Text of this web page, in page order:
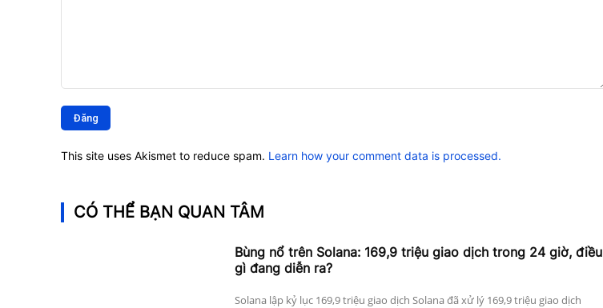
luận:
This site uses Akismet to reduce spam. Learn how your comment data is processed.
CÓ THỂ BẠN QUAN TÂM
Bùng nổ trên Solana: 169,9 triệu giao dịch trong 24 giờ, điều
gì đang diễn ra?
Solana lập kỷ lục 169,9 triệu giao dịch Solana đã xử lý 169,9 triệu giao dịch